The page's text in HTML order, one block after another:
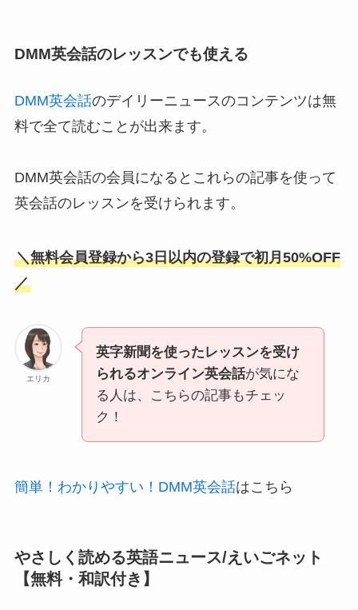
DMM英会話のレッスンでも使える
DMM英会話のデイリーニュースのコンテンツは無
料で全て読むことが出来ます。
DMM英会話の会員になるとこれらの記事を使って
英会話のレッスンを受けられます。
＼無料会員登録から3日以内の登録で初月50%OFF
／
エリカ
英字新聞を使ったレッスンを受け
られるオンライン英会話が気にな
る人は、こちらの記事もチェッ
ク！
簡単！わかりやすい！DMM英会話はこちら
やさしく読める英語ニュース/えいごネット
【無料・和訳付き】